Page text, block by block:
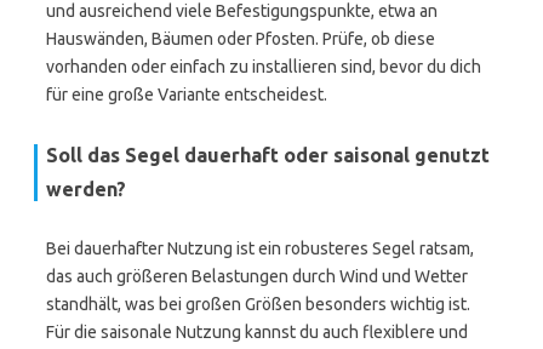
und ausreichend viele Befestigungspunkte, etwa an
Hauswänden, Bäumen oder Pfosten. Prüfe, ob diese
vorhanden oder einfach zu installieren sind, bevor du dich
für eine große Variante entscheidest.
Soll das Segel dauerhaft oder saisonal genutzt
werden?
Bei dauerhafter Nutzung ist ein robusteres Segel ratsam,
das auch größeren Belastungen durch Wind und Wetter
standhält, was bei großen Größen besonders wichtig ist.
Für die saisonale Nutzung kannst du auch flexiblere und